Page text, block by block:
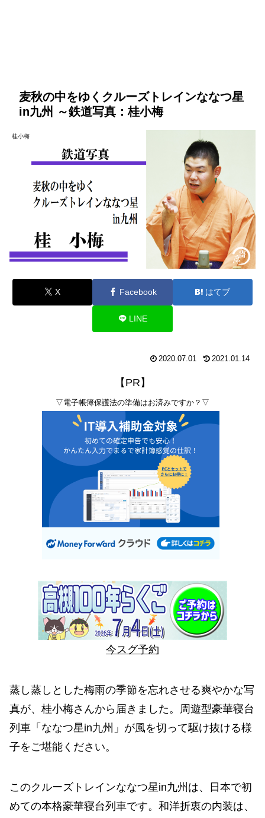
麦秋の中をゆくクルーズトレインななつ星
in九州 ～鉄道写真：桂小梅
桂小梅
X Facebook はてブ
LINE
2020.07.01 2021.01.14
【PR】
▽電子帳簿保護法の準備はお済みですか？▽
今スグ予約
蒸し蒸しとした梅雨の季節を忘れさせる爽やかな写
真が、桂小梅さんから届きました。周遊型豪華寝台
列車「ななつ星in九州」が風を切って駆け抜ける様
子をご堪能ください。
このクルーズトレインななつ星in九州は、日本で初
めての本格豪華寝台列車です。和洋折衷の内装は、